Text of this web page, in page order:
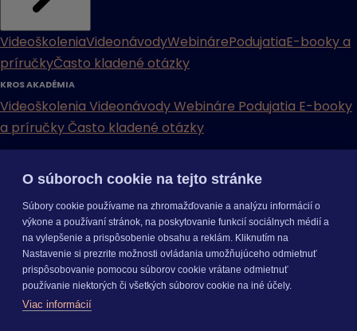
VideoškoleniaVideonávodyWebinárePodujatiaE-booky a
príručkyČasto kladené otázky
KROS AKADÉMIA
Videoškolenia VideonávodyWebináre Podujatia E-booky
a príručkyČasto kladené otázky
Cenníky Odporučte nás Právne dokumenty
Odporúčaná
konfiguráciaAktualizácia verziíMobilné aplikácie
CenníkyOdporučte násPrávne dokumentyOdporúčaná
konfiguráciaAktualizácia verziíMobilné aplikácie
Odoberajte
O súboroch cookie na tejto stránke
Súbory cookie používame na zhromažďovanie a analýzu informácií o
výkone a používaní stránok, na poskytovanie funkcií sociálnych médií a
na vylepšenie a prispôsobenie obsahu a reklám. Kliknutím na
Nastavenie si prezrite možnosti ovládania umožňujúceho odmietnuť
prispôsobovanie pomocou súborov cookie vrátane odmietnuť
používanie niektorých či všetkých súborov cookie na iné účely.
Viac informácií